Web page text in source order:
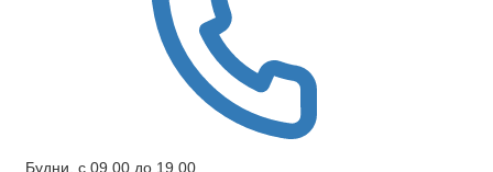
Будни, с 09.00 до 19.00